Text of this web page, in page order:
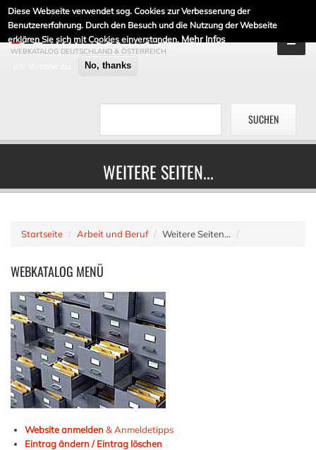
Diese Webseite verwendet sog. Cookies zur Verbesserung der
Benutzererfahrung. Durch den Besuch und die Nutzung der Webseite
erklären Sie sich mit Cookies einverstanden. Mehr Infos
No, thanks
DE-LINKLISTE.DE
WEBKATALOG DEUTSCHLAND & ÖSTERREICH
WEITERE SEITEN...
Startseite Arbeit und Beruf Weitere Seiten...
WEBKATALOG MENÜ
Website anmelden& Anmeldetipps
Eintrag ändern / Eintrag löschen